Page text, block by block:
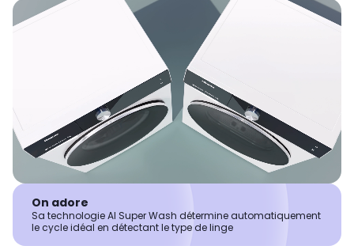
On adore
Sa technologie AI Super Wash détermine automatiquement
le cycle idéal en détectant le type de linge